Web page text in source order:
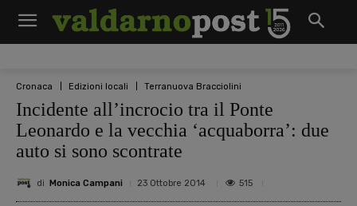
Cronaca Edizioni locali Terranuova Bracciolini
Incidente all’incrocio tra il Ponte
Leonardo e la vecchia ‘acquaborra’: due
auto si sono scontrate
di Monica Campani 23 Ottobre 2014 515